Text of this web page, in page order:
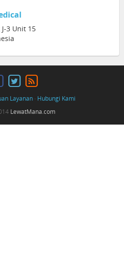
3 Unit 15
Layanan· Hubungi Kami
LewatMana.com